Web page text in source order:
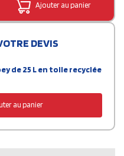
Ajouter au panier
DEVIS
de 25 L en toile recyclée
au panier